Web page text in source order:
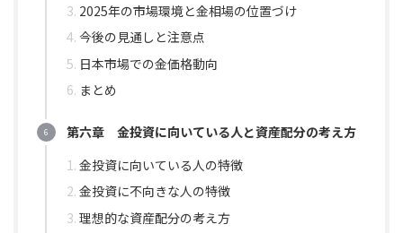
2025年の市場環境と金相場の位置づけ
今後の見通しと注意点
日本市場での金価格動向
まとめ
第六章 金投資に向いている人と資産配分の考え方
金投資に向いている人の特徴
金投資に不向きな人の特徴
理想的な資産配分の考え方